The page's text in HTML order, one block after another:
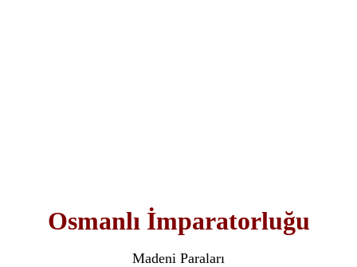
Osmanlı İmparatorluğu
Madeni Paraları